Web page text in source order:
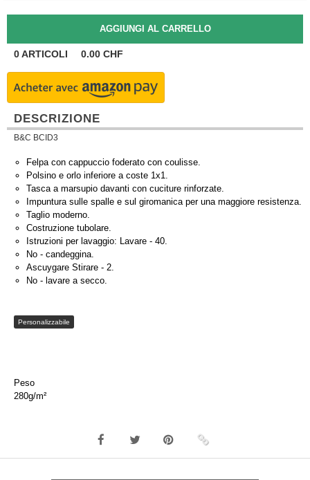
0ARTICOLI 0.00 CHF
DESCRIZIONE
B&C BCID3
Felpa con cappuccio foderato con coulisse.
Polsino e orlo inferiore a coste 1x1.
Tasca a marsupio davanti con cuciture rinforzate.
Impuntura sulle spalle e sul giromanica per una maggiore resistenza.
Taglio moderno.
Costruzione tubolare.
Istruzioni per lavaggio: Lavare - 40.
No - candeggina.
Ascuygare Stirare - 2.
No - lavare a secco.
Personalizzabile
Peso
280g/m²